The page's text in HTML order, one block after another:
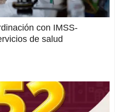
con IMSS-
de salud